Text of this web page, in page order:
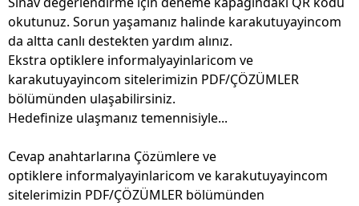
okutunuz. Sorun yaşamanız halinde karakutuyayincom
da altta canlı destekten yardım alınız.
Ekstra optiklere informalyayinlaricom ve
karakutuyayincom sitelerimizin PDF/ÇÖZÜMLER
bölümünden ulaşabilirsiniz.
Hedefinize ulaşmanız temennisiyle...
Cevap anahtarlarına Çözümlere ve
optiklere informalyayinlaricom ve karakutuyayincom
sitelerimizin PDF/ÇÖZÜMLER bölümünden